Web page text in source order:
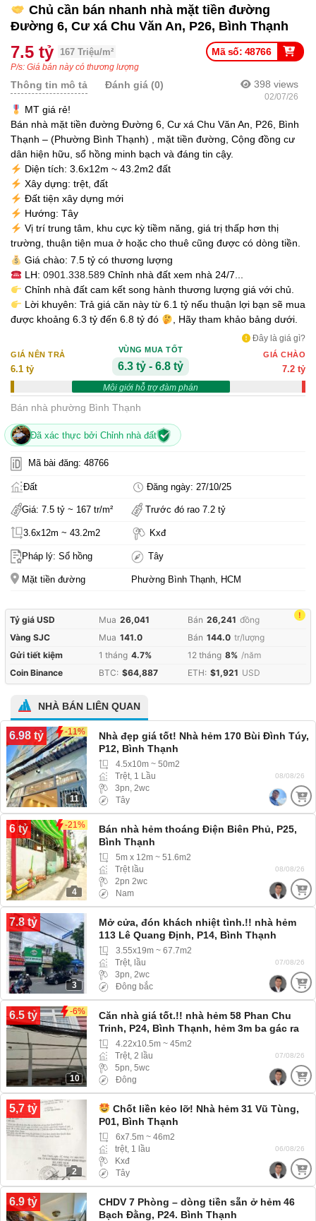
Chủ cần bán nhanh nhà mặt tiền đường
Đường 6, Cư xá Chu Văn An, P26, Bình Thạnh
Mã số: 48766
7.5 tỷ 167 Triệu/m²
P/s: Giá bán này có thương lượng
398 views
02/07/26
Thông tin mô tả Đánh giá (0)
MT giá rẻ!
Bán nhà mặt tiền đường Đường 6, Cư xá Chu Văn An, P26, Bình
Thạnh – (Phường Bình Thạnh) , mặt tiền đường, Cộng đồng cư
dân hiện hữu, sổ hồng minh bạch và đáng tin cậy.
Diện tích: 3.6x12m ~ 43.2m2 đất
Xây dựng: trệt, đất
Đất tiện xây dựng mới
Hướng: Tây
Vị trí trung tâm, khu cực kỳ tiềm năng, giá trị thấp hơn thị
trường, thuận tiện mua ở hoặc cho thuê cũng được có dòng tiền.
Giá chào: 7.5 tỷ có thương lượng
LH: 0901.338.589Chỉnh nhà đất xem nhà 24/7...
Chỉnh nhà đất cam kết song hành thương lượng giá với chủ.
Lời khuyên: Trả giá căn này từ 6.1 tỷ nếu thuận lợi bạn sẽ mua
được khoảng 6.3 tỷ đến 6.8 tỷ đó
, Hãy tham khảo bảng dưới.
Đây là giá gì?
GIÁ NÊN TRẢ
6.1 tỷ
VÙNG MUA TỐT
6.3 tỷ - 6.8 tỷ
Môi giới hỗ trợ đàm phán
GIÁ CHÀO
7.2 tỷ
Bán nhà phường Bình Thạnh
Đã xác thực bởi Chỉnh nhà đất
Mã bài đăng: 48766
Đất Đăng ngày: 27/10/25
Giá: 7.5 tỷ ~ 167 tr/m² Trước đó rao 7.2 tỷ
3.6x12m ~ 43.2m2 Kxđ
Pháp lý: Sổ hồng Tây
Mặt tiền đường Phường Bình Thạnh, HCM
!
Tỷ giá USD Mua 26,041 Bán 26,241 đồng
Vàng SJC
Mua 141.0 Bán 144.0 tr/lượng
Gửi tiết kiệm
1 tháng 4.7% 12 tháng 8% /năm
Coin Binance
BTC: $64,887 ETH: $1,921 USD
NHÀ BÁN LIÊN QUAN
6.98 tỷ -11%
11
Nhà đẹp giá tốt! Nhà hẻm 170 Bùi Đình Túy,
P12, Bình Thạnh
4.5x10m ~ 50m2
Trệt, 1 Lầu
3pn, 2wc
Tây
08/08/26
6 tỷ -21%
4
Bán nhà hẻm thoáng Điện Biên Phủ, P25,
Bình Thạnh
5m x 12m ~ 51.6m2
Trệt lầu
2pn 2wc
Nam
08/08/26
7.8 tỷ
3
Mở cửa, đón khách nhiệt tình.!! nhà hẻm
113 Lê Quang Định, P14, Bình Thạnh
(Phường Bình Thạnh) hẻm ba gác
3.55x19m ~ 67.7m2
Trệt, lầu
3pn, 2wc
Đông bắc
07/08/26
6.5 tỷ -6%
10
Căn nhà giá tốt.!! nhà hẻm 58 Phan Chu
Trinh, P24, Bình Thạnh, hẻm 3m ba gác ra
vào thoải mái
4.22x10.5m ~ 45m2
Trệt, 2 lầu
5pn, 5wc
Đông
07/08/26
5,7 tỷ
2
Chốt liền kẻo lỡ! Nhà hẻm 31 Vũ Tùng,
P01, Bình Thạnh
6x7.5m ~ 46m2
trệt, 1 lầu
Kxđ
Tây
06/08/26
6.9 tỷ
CHDV 7 Phòng – dòng tiền sẵn ở hẻm 46
Bạch Đằng, P24. Bình Thạnh